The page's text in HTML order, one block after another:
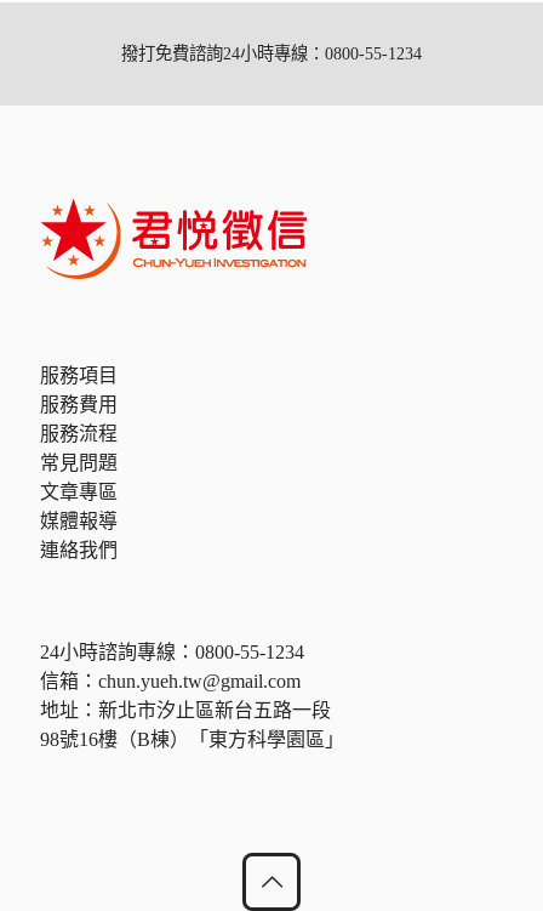
撥打免費諮詢24小時專線：0800-55-1234
服務項目
服務費用
服務流程
常見問題
文章專區
媒體報導
連絡我們
24小時諮詢專線： 0800-55-1234
信箱： chun.yueh.tw@gmail.com
地址：新北市汐止區新台五路一段
98號16樓（B棟）「東方科學園區」